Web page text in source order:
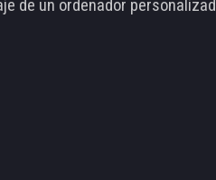
de un ordenador